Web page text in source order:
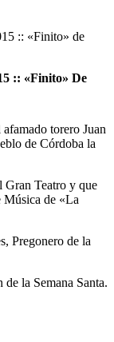
:: «Finito» de
:: «Finito» De
torero Juan
de Córdoba la
Gran Teatro y que
Música de «La
Pregonero de la
la Semana Santa.